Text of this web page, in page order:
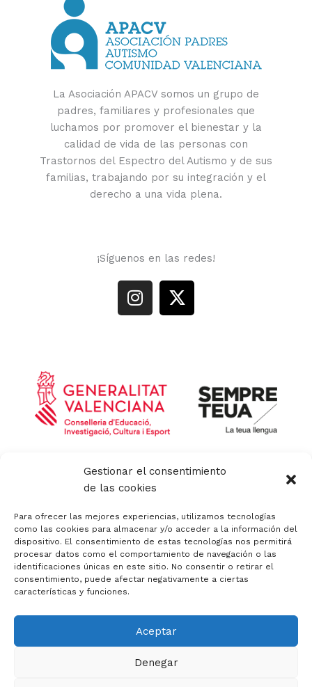
Gestionar el consentimiento
de las cookies
Para ofrecer las mejores experiencias, utilizamos tecnologías
como las cookies para almacenar y/o acceder a la información del
dispositivo. El consentimiento de estas tecnologías nos permitirá
procesar datos como el comportamiento de navegación o las
identificaciones únicas en este sitio. No consentir o retirar el
consentimiento, puede afectar negativamente a ciertas
características y funciones.
Aceptar
Denegar
La Asociación APACV somos un grupo de
padres, familiares y profesionales que
luchamos por promover el bienestar y la
calidad de vida de las personas con
Trastornos del Espectro del Autismo y de sus
familias, trabajando por su integración y el
derecho a una vida plena.
¡Síguenos en las redes!
I
n
r
a
m
X
-
Política de calidad
Política de cookies
Política de cookies (UE)
Canal de denuncias
Código Ético
Copyright © 2026 APACV | Asociación Padres Autismo
Comunidad Valenciana